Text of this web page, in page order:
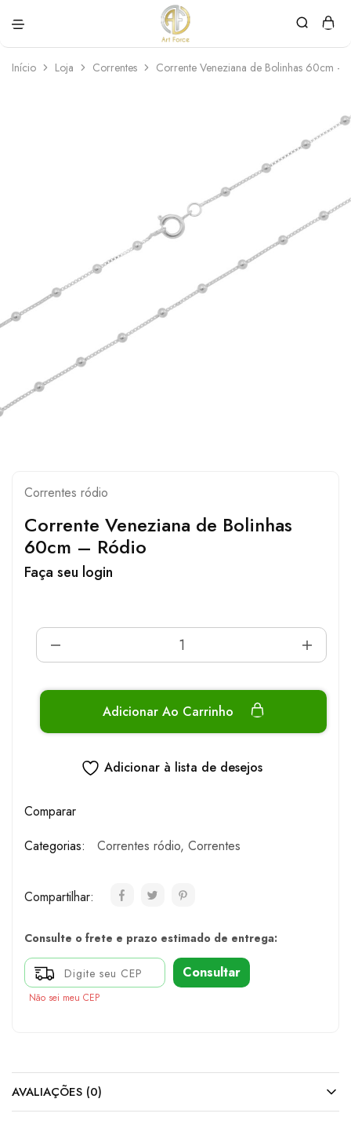
Force
personalizadas
Início Loja Correntes Corrente Veneziana de Bolinhas 60cm –
Correntes ródio
Corrente Veneziana de Bolinhas
60cm – Ródio
Faça seu login
Adicionar Ao Carrinho
Adicionar à lista de desejos
Comparar
Categorias:
Correntes ródio, Correntes
Compartilhar:
Consulte o frete e prazo estimado de entrega:
Consultar
Não sei meu CEP
AVALIAÇÕES (0)